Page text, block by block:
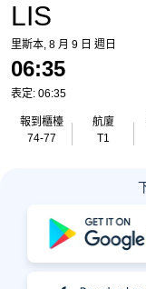
LIS
里斯本, 8 月 9 日 週日
06:35
表定: 06:35
報到櫃檯
74-77
航廈
T1